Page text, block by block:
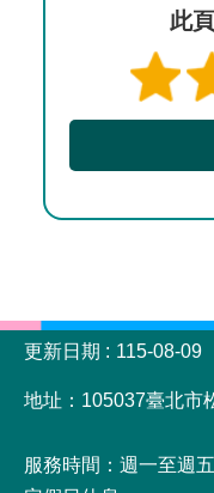
此
:::
更新日期
115-08-09
地址：105037臺
服務時間：週一至週